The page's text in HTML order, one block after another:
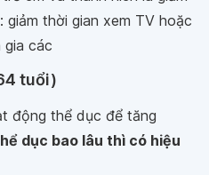
giảm thời gian xem TV hoặc
gia các
tuổi)
động thể dục để tăng
dục bao lâu thì có hiệu